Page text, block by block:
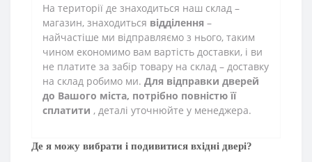
На території де знаходиться наш склад –
магазин, знаходиться відділення –
найчастіше ми відправляємо з нього, таким
чином економимо вам вартість доставки, і ви
не платите за забір товару на склад – доставку
на склад робимо ми. Для відправки дверей
до Вашого міста, потрібно повністю її
сплатити , деталі уточнюйте у менеджера.
Де я можу вибрати і подивитися вхідні двері?